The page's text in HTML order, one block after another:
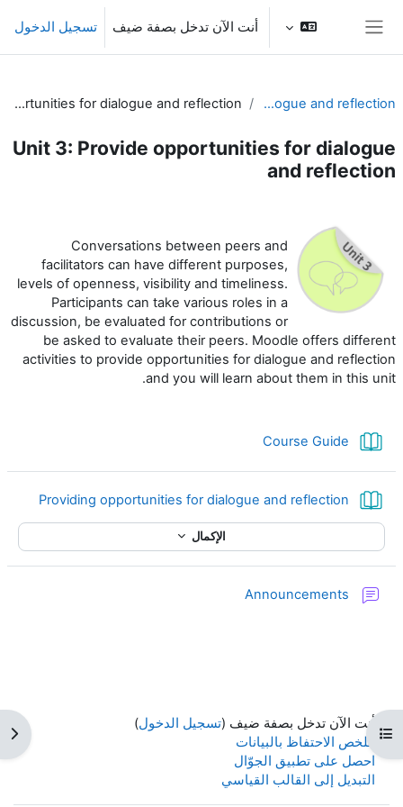
تخطى إلى المحتوى الرئيسي
أنت الآن تدخل بصفة ضيف تسجيل الدخول
فتح فهرس المقرر
Unit 3 - Dialogue and reflection
Unit 3: Provide opportunities for dialogue and reflection
Unit 3: Provide opportunities for dialogue
and reflection
Conversations between peers and
facilitators can have different purposes,
levels of openness, visibility and timeliness.
Participants can take various roles in a
discussion, be evaluated for contributions or
be asked to evaluate their peers. Moodle offers different
activities to provide opportunities for dialogue and reflection
and you will learn about them in this unit.
Course Guideكتاب
Providing opportunities for dialogue and reflection
الإكمال
Announcements
أنت الآن تدخل بصفة ضيف (تسجيل الدخول)
ملخص الاحتفاظ بالبيانات
احصل على تطبيق الجوّال
التبديل إلى القالب القياسي